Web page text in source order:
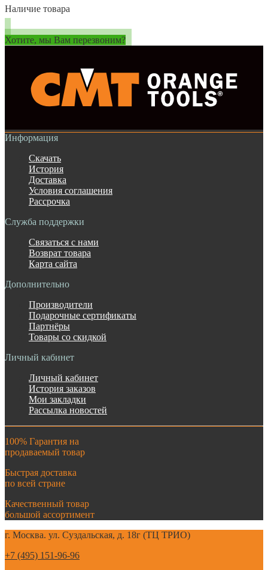
Наличие товара
Хотите, мы Вам перезвоним?
Информация
Скачать
История
Доставка
Условия соглашения
Рассрочка
Служба поддержки
Связаться с нами
Возврат товара
Карта сайта
Дополнительно
Производители
Подарочные сертификаты
Партнёры
Товары со скидкой
Личный кабинет
Личный кабинет
История заказов
Мои закладки
Рассылка новостей
100% Гарантия на
продаваемый товар
Быстрая доставка
по всей стране
Качественный товар
большой ассортимент
г. Москва. ул. Суздальская, д. 18г (ТЦ ТРИО)
+7 (495) 151-96-96